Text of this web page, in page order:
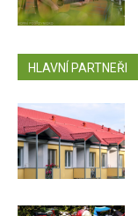
HLAVNÍ PARTNEŘI